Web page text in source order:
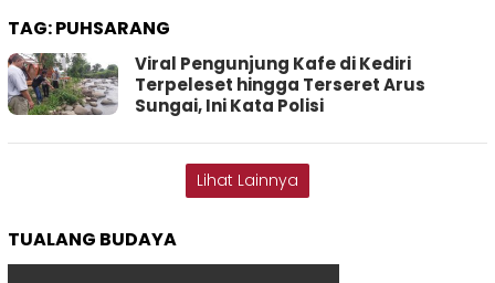
TAG:PUHSARANG
Viral Pengunjung Kafe di Kediri
Terpeleset hingga Terseret Arus
Sungai, Ini Kata Polisi
Lihat Lainnya
TUALANG BUDAYA